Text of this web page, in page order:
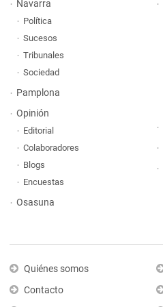
Navarra
Política
Sucesos
Tribunales
Sociedad
Pamplona
Opinión
Editorial
Colaboradores
Blogs
Encuestas
Osasuna
Quiénes somos
Contacto